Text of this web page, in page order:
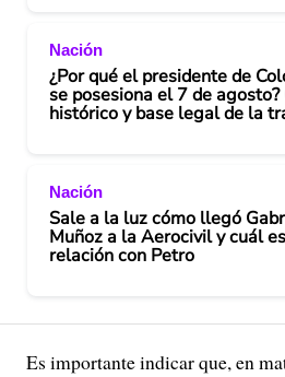
Nación
¿Por qué el presidente de
se posesiona el 7 de
histórico y base legal de la
Nación
Sale a la luz cómo llegó
Muñoz a la Aerocivil y cuál
relación con Petro
Es importante indicar que, en